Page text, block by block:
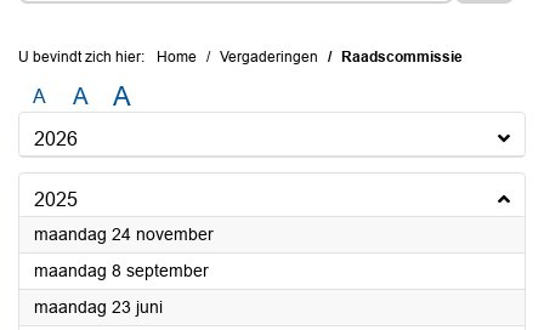
U bevindt zich hier: Home Vergaderingen Raadscommissie
A A A
2026
2025
maandag 24 november2025
maandag 8 september2025
maandag 23 juni2025